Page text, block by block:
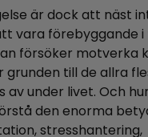
är dock att näst
vara förebyggande
försöker motverka
grunden till de allra
av under livet. Och
den enorma
stresshantering,